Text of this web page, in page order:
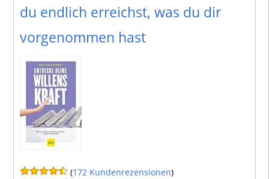
du endlich erreichst, was du dir
vorgenommen hast
(172 Kundenrezensionen)